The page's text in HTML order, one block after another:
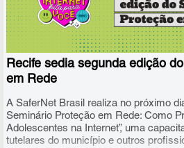
Recife sedia segunda edição
em Rede
A SaferNet Brasil realiza no próximo
Seminário Proteção em Rede: Como
Adolescentes na Internet”, uma
tutelares do município e outros